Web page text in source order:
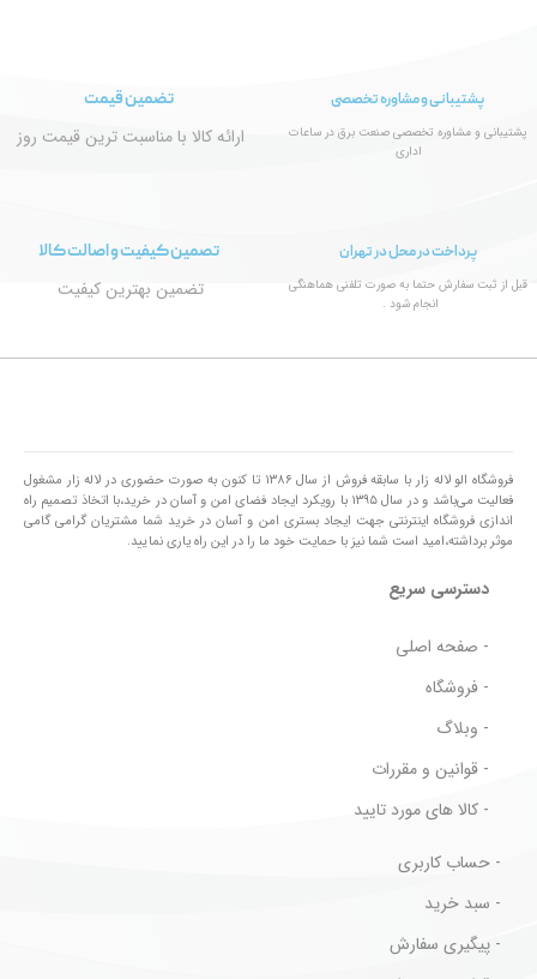
پشتیبانی و مشاوره تخصصی
پشتیبانی و مشاوره تخصصی صنعت برق در ساعات
اداری
تضمین قیمت
ارائه کالا با مناسبت ترین قیمت روز
پرداخت در محل در تهران
قبل از ثبت سفارش حتما به صورت تلفنی هماهنگی
انجام شود .
تصمین کیفیت و اصالت کالا
تضمین بهترین کیفیت
فروشگاه الو لاله زار با سابقه فروش از سال ۱۳۸۶ تا کنون به صورت حضوری در لاله زار مشغول
فعالیت می‌باشد و در سال ۱۳۹۵ با رویکرد ایجاد فضای امن و آسان در خرید،با اتخاذ تصمیم راه
اندازی فروشگاه اینترنتی جهت ایجاد بستری امن و آسان در خرید شما مشتریان گرامی گامی
موثر برداشته،امید است شما نیز با حمایت خود ما را در این راه یاری نمایید.
دسترسی سریع
- صفحه اصلی
- فروشگاه
- وبلاگ
- قوانین و مقررات
- کالا های مورد تایید
- حساب کاربری
- سبد خرید
- پیگیری سفارش